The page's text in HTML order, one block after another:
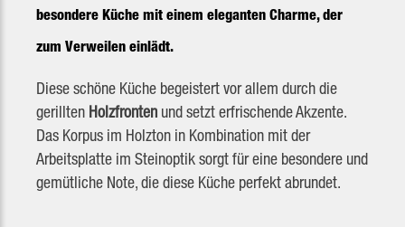
besondere Küche mit einem eleganten Charme, der
zum Verweilen einlädt.
Diese schöne Küche begeistert vor allem durch die
gerillten Holzfronten und setzt erfrischende Akzente.
Das Korpus im Holzton in Kombination mit der
Arbeitsplatte im Steinoptiksorgt für eine besondere und
gemütliche Note, die diese Küche perfekt abrundet.